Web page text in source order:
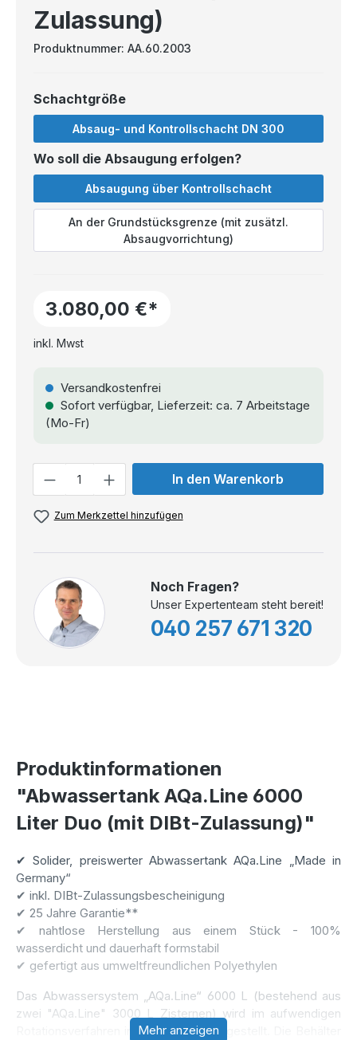
Zulassung)
Produktnummer:AA.60.2003
Schachtgröße
Absaug- und Kontrollschacht DN 300
Wo soll die Absaugung erfolgen?
Absaugung über Kontrollschacht
An der Grundstücksgrenze (mit zusätzl.
Absaugvorrichtung)
3.080,00 €*
inkl. Mwst
Versandkostenfrei
Sofort verfügbar, Lieferzeit: ca. 7 Arbeitstage
(Mo-Fr)
In den Warenkorb
Zum Merkzettel hinzufügen
Noch Fragen?
Unser Expertenteam steht bereit!
040 257 671 320
Produktinformationen
"Abwassertank AQa.Line 6000
Liter Duo (mit DIBt-Zulassung)"
✔ Solider, preiswerter Abwassertank AQa.Line „Made in
Germany“
✔ inkl. DIBt-Zulassungsbescheinigung
✔ 25 Jahre Garantie**
✔ nahtlose Herstellung aus einem Stück - 100%
wasserdicht und dauerhaft formstabil
✔ gefertigt aus umweltfreundlichen Polyethylen
Das Abwassersystem „AQa.Line“ 6000 L (bestehend aus
zwei "AQa.Line" 3000 L Zisternen) wird im aufwendigen
Rotationsverfahren in Deutschland hergestellt. Die Behälter
Mehr anzeigen